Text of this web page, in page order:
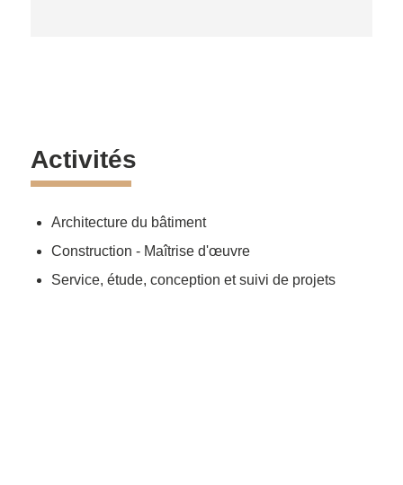
Activités
Architecture du bâtiment
Construction - Maîtrise d'œuvre
Service, étude, conception et suivi de projets